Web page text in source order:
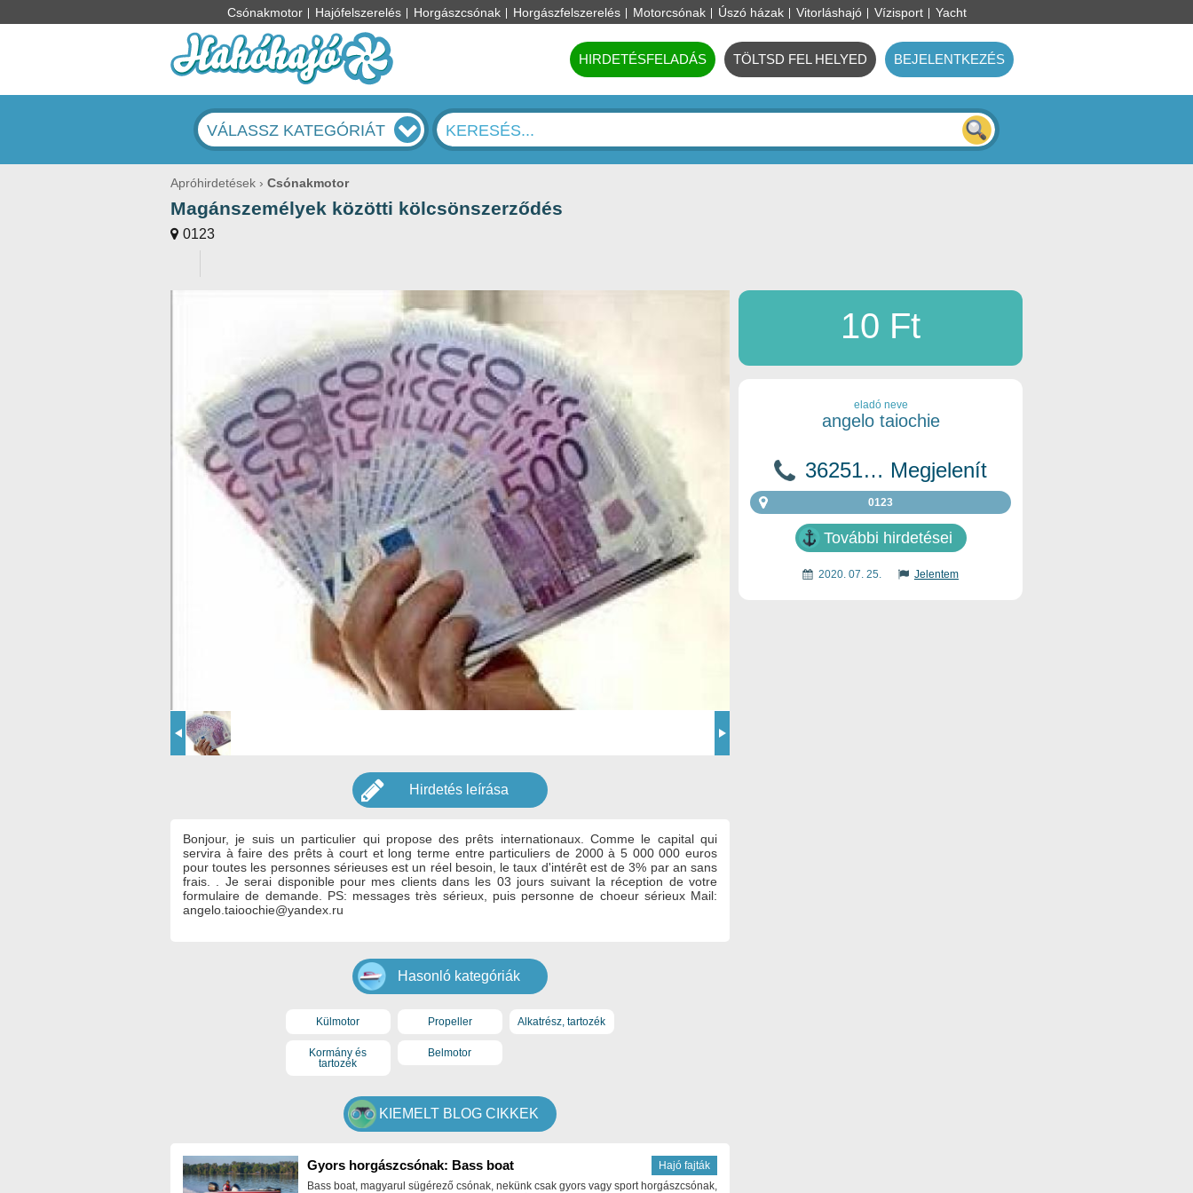
Csónakmotor Hajófelszerelés Horgászcsónak Horgászfelszerelés Motorcsónak Úszó házak Vitorláshajó Vízisport Yacht
HIRDETÉSFELADÁS TÖLTSD FEL HELYED BEJELENTKEZÉS
VÁLASSZ KATEGÓRIÁT
Apróhirdetések Csónakmotor
Magánszemélyek közötti kölcsönszerződés
0123
10 Ft
eladó neve
angelo taiochie
36251… Megjelenít
0123
További hirdetései
2020. 07. 25. Jelentem
Hirdetés leírása
Bonjour, je suis un particulier qui propose des prêts internationaux.Comme le capital qui
servira à faire des prêts à court et long terme entre particuliers de 2000 à 5 000 000 euros
pour toutes les personnes sérieuses est un réel besoin, le taux d'intérêt est de 3% par an sans
frais. . Je serai disponible pour mes clients dans les 03 jours suivant la réception de votre
formulaire de demande. PS: messages très sérieux, puis personne de choeur sérieux Mail:
angelo.taioochie@yandex.ru
Hasonló kategóriák
Külmotor Propeller Alkatrész, tartozék
Kormány és
tartozék
Belmotor
KIEMELT BLOG CIKKEK
Hajó fajták
Gyors horgászcsónak: Bass boat
Bass boat, magyarul sügérező csónak, nekünk csak gyors vagy sport horgászcsónak,